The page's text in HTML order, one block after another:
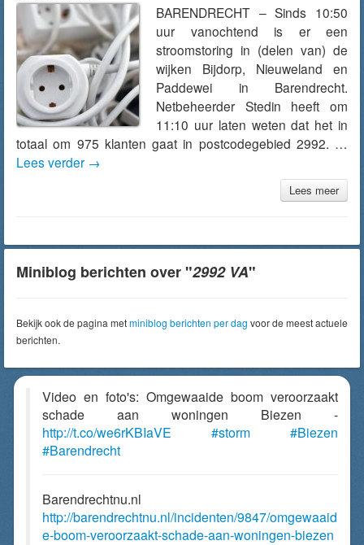
BARENDRECHT – Sinds 10:50
uur vanochtend is er een
stroomstoring in (delen van) de
wijken Bijdorp, Nieuweland en
Paddewei in Barendrecht.
Netbeheerder Stedin heeft om
11:10 uur laten weten dat het in
totaal om 975 klanten gaat in postcodegebied 2992. …
Lees verder →
Lees meer
Miniblog berichten over "2992 VA"
Bekijk ook de pagina metminiblog berichten per dag voor de meest actuele
berichten.
Video en foto's: Omgewaaide boom veroorzaakt
schade aan woningen Biezen -
http://t.co/we6rKBIaVE
#storm
#Biezen
#Barendrecht
Barendrechtnu.nl
http://barendrechtnu.nl/incidenten/9847/omgewaaid
e-boom-veroorzaakt-schade-aan-woningen-biezen